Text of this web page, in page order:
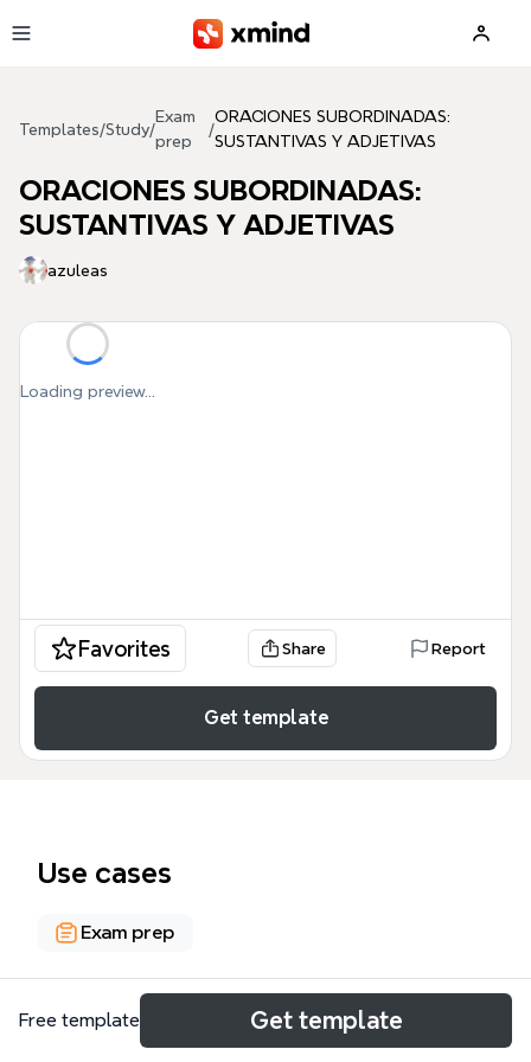
Templates/Study/
Exam
prep
/
ORACIONES SUBORDINADAS:
SUSTANTIVAS Y ADJETIVAS
ORACIONES SUBORDINADAS:
SUSTANTIVAS Y ADJETIVAS
azuleas
Loading preview...
Favorites Share Report
Get template
Use cases
Exam prep
About
Free template Get template